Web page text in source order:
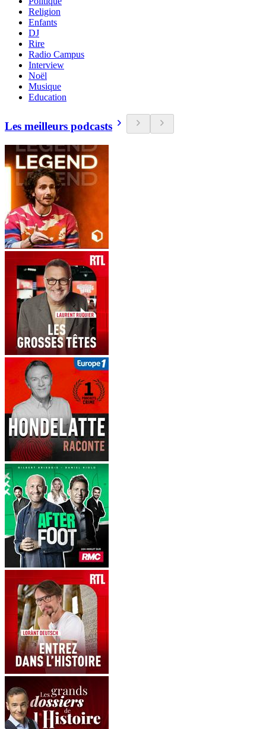
Religion
Enfants
DJ
Rire
Radio Campus
Interview
Noël
Musique
Education
Les meilleurs podcasts